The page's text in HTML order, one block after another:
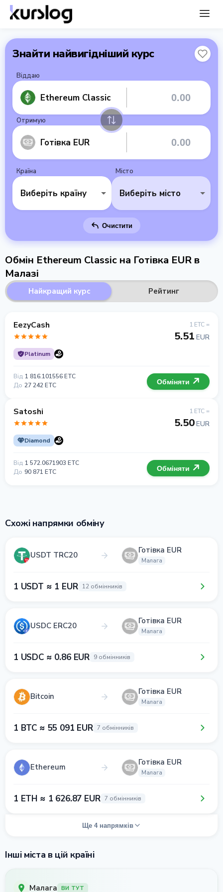
Знайти найвигідніший курс
Віддаю
Ethereum Classic
Отримую
Готівка EUR
Країна
Виберіть країну
Місто
Виберіть місто
Очистити
Обмін Ethereum Classic на Готівка EUR в
Малазі
Найкращий курс Рейтинг
EezyCash
Platinum
1 ETC =
5.51 EUR
Від 1 816.101556 ETC
До 27 242 ETC Обміняти
Satoshi
Diamond
1 ETC =
5.50EUR
Від 1 572.0671903 ETC
До 90 871 ETC Обміняти
Схожі напрямки обміну
USDT TRC20 Готівка EUR
Малага
1 USDT ≈ 1 EUR 12 обмінників
USDC ERC20 Готівка EUR
Малага
1 USDC ≈ 0.86 EUR 9 обмінників
Bitcoin Готівка EUR
Малага
1 BTC ≈ 55 091 EUR 7 обмінників
Ethereum Готівка EUR
Малага
1 ETH ≈ 1 626.87 EUR 7 обмінників
Ще 4 напрямків
Інші міста в цій країні
Малага ВИ ТУТ